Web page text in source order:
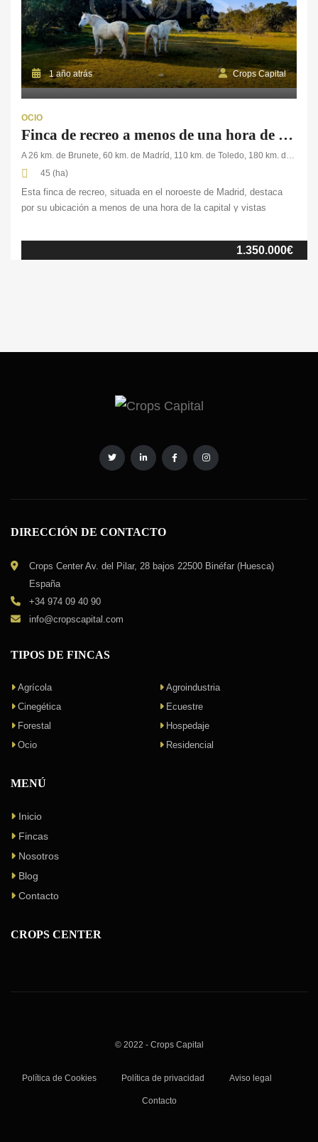
1 año atrás Crops Capital
OCIO
Finca de recreo a menos de una hora de Madrid
A 26 km. de Brunete, 60 km. de Madríd, 110 km. de Toledo, 180 km. de Valladolid.
45 (ha)
Esta finca de recreo, situada en el noroeste de Madrid, destaca
por su ubicación a menos de una hora de la capital y vistas
Guadarrama. Todo ello permite disfrutar de la naturaleza y la
tranquilidad sin renunciar a los servicios de una ciudad. La […]
1.350.000€
DIRECCIÓN DE CONTACTO
Crops Center Av. del Pilar, 28 bajos 22500 Binéfar (Huesca)
España
+34 974 09 40 90
info@cropscapital.com
TIPOS DE FINCAS
Agrícola
Agroindustria
Cinegética
Ecuestre
Forestal
Hospedaje
Ocio
Residencial
MENÚ
Inicio
Fincas
Nosotros
Blog
Contacto
CROPS CENTER
© 2022 - Crops Capital
Política de Cookies Política de privacidad Aviso legal
Contacto